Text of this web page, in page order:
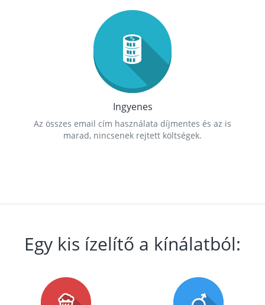
Ingyenes
Az összes email cím használata díjmentes és az is
marad, nincsenek rejtett költségek.
Egy kis ízelítő a kínálatból: